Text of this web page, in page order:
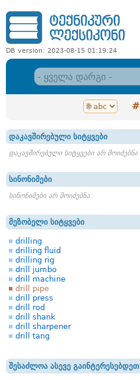
DB version: 2023-08-15 01:19:24
#
დაკავშირებული სიტყვები
დაკავშირებული სიტყვები არ მოიძებნა
სინონიმები
სინონიმები არ მოიძებნა
მეზობელი სიტყვები
drilling
drilling fluid
drilling rig
drill jumbo
drill machine
drill pipe
drill press
drill rod
drill shank
drill sharpener
drill tang
შესაძლოა ასევე გაინტერესებდეთ